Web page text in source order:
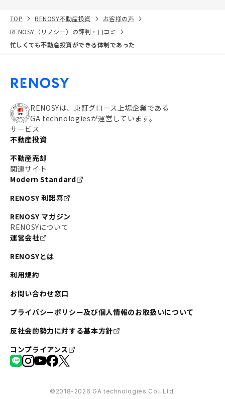
TOP RENOSY不動産投資
お客様の声
RENOSY（リノシー）の評判・口コミ
忙しくても不動産投資ができる体制であった
RENOSYは、東証グロース上場企業である
GA technologiesが運営しています。
サービス
不動産投資
不動産売却
関連サイト
Modern Standard
RENOSY 利諾喜
RENOSY マガジン
RENOSYについて
運営会社
RENOSYとは
利用規約
お問い合わせ窓口
プライバシーポリシー及び個人情報のお取扱いについて
反社会的勢力に対する基本方針
コンプライアンス
©︎2018-2026 GA technologies Co., Ltd.